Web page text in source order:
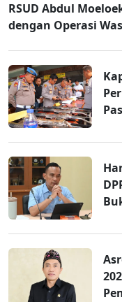
RSUD Abdul
dengan Operasi